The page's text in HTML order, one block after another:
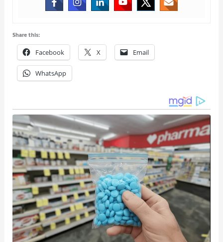
Share this:
Facebook X Email
WhatsApp